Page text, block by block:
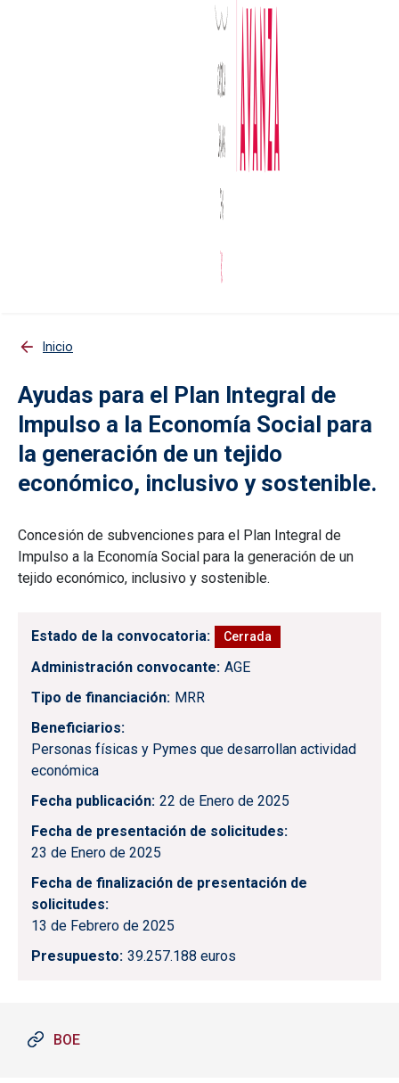
Inicio
Ayudas para el Plan Integral de
Impulso a la Economía Social para
la generación de un tejido
económico, inclusivo y sostenible.
Concesión de subvenciones para el Plan Integral de
Impulso a la Economía Social para la generación de un
tejido económico, inclusivo y sostenible.
Estado de la convocatoria Cerrada
Administración convocante AGE
Tipo de financiación MRR
Beneficiarios
Personas físicas y Pymes que desarrollan actividad
económica
Fecha publicación 22 de Enero de 2025
Fecha de presentación de solicitudes
23 de Enero de 2025
Fecha de finalización de presentación de
solicitudes
13 de Febrero de 2025
Presupuesto 39.257.188 euros
BOE